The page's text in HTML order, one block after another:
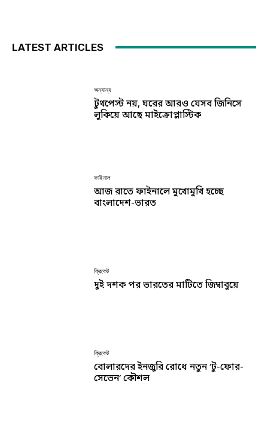
LATEST ARTICLES
অন্যান্য
টুথপেস্ট নয়, ঘরের আরও যেসব জিনিসে
লুকিয়ে আছে মাইক্রোপ্লাস্টিক
ফাইনাল
আজ রাতে ফাইনালে মুখোমুখি হচ্ছে
বাংলাদেশ-ভারত
ক্রিকেট
দুই দশক পর ভারতের মাটিতে জিম্বাবুয়ে
ক্রিকেট
বোলারদের ইনজুরি রোধে নতুন ‘টু-ফোর-
সেভেন’ কৌশল